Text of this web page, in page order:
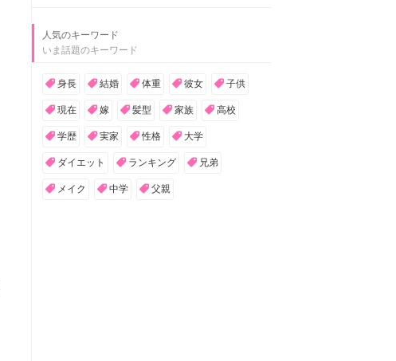
人気のキーワード
いま話題のキーワード
身長 結婚 体重 彼女 子供
現在 嫁 髪型 家族 高校
学歴 実家 性格 大学
ダイエット ランキング 兄弟
メイク 中学 父親